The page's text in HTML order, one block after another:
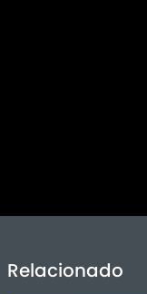
Relacionado